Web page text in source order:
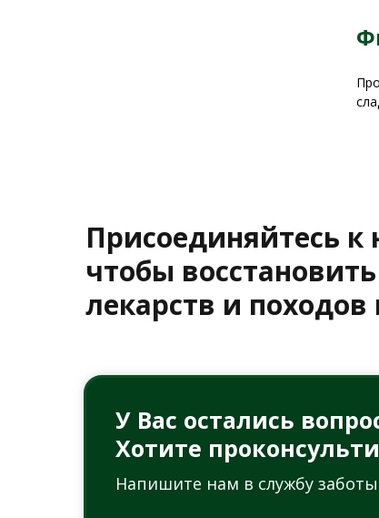
Присоединяйтесь
чтобы
лекарств и
У Вас остались
Хотите
Напишите нам в службу заботы